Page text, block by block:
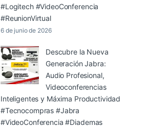
#Logitech #VideoConferencia
#ReunionVirtual
6 de junio de 2026
Descubre la Nueva
Generación Jabra:
Audio Profesional,
Videoconferencias
Inteligentes y Máxima Productividad
#Tecnocompras #Jabra
#VideoConferencia #Diademas